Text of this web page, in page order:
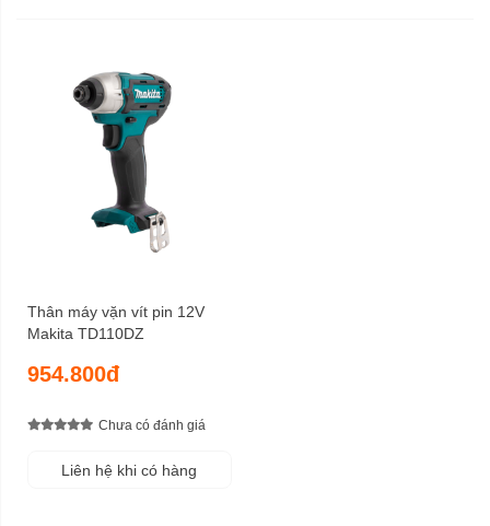
Thân máy vặn vít pin 12V
Makita TD110DZ
954.800đ
Chưa có đánh giá
Liên hệ khi có hàng